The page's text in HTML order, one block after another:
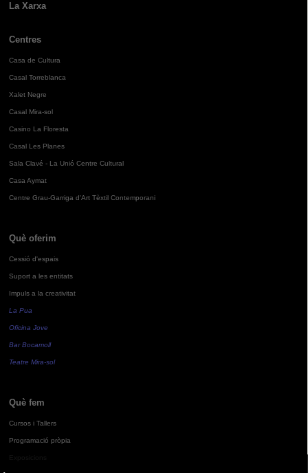
La Xarxa
Centres
Casa de Cultura
Casal Torreblanca
Xalet Negre
Casal Mira-sol
Casino La Floresta
Casal Les Planes
Sala Clavé - La Unió Centre Cultural
Casa Aymat
Centre Grau-Garriga d'Art Tèxtil Contemporani
Què oferim
Cessió d'espais
Suport a les entitats
Impuls a la creativitat
La Pua
Oficina Jove
Bar Bocamoll
Teatre Mira-sol
Què fem
Cursos i Tallers
Programació pròpia